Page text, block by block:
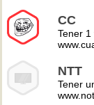
CC
Tener
NTT
Tener